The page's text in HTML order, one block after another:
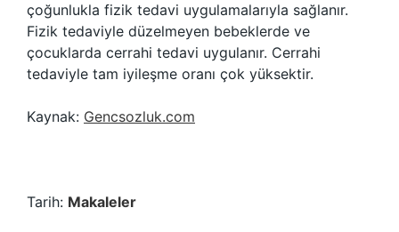
çoğunlukla fizik tedavi uygulamalarıyla sağlanır.
Fizik tedaviyle düzelmeyen bebeklerde ve
çocuklarda cerrahi tedavi uygulanır. Cerrahi
tedaviyle tam iyileşme oranı çok yüksektir.
Kaynak: Gencsozluk.com
Tarih: Makaleler